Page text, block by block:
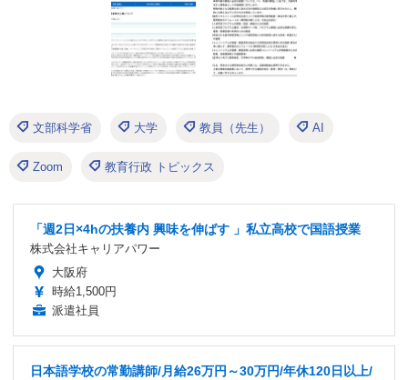
文部科学省 大学 教員（先生） AI
Zoom 教育行政 トピックス
「週2日×4hの扶養内 興味を伸ばす 」私立高校で国語授業
株式会社キャリアパワー
大阪府
時給1,500円
派遣社員
日本語学校の常勤講師/月給26万円～30万円/年休120日以上/